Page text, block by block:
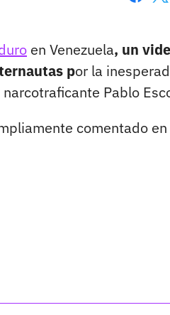
en Venezuela, un
por la
Pablo
comentado en